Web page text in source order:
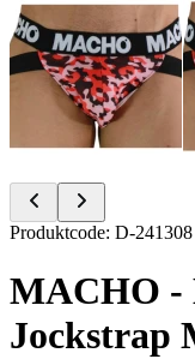
Item
of
Produktcode: D-241308
MACHO -
Jockstrap